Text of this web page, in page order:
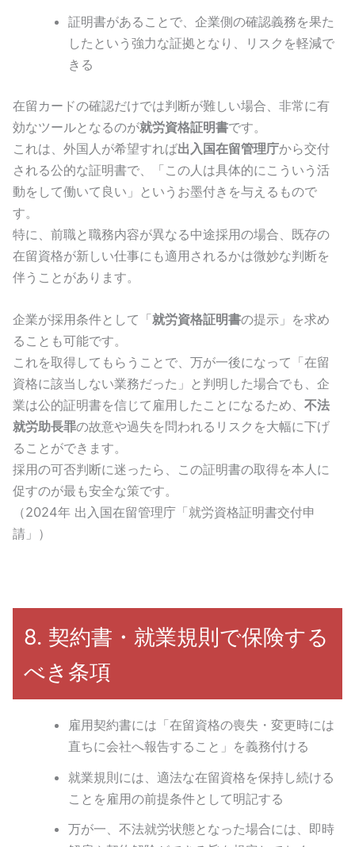
証明書があることで、企業側の確認義務を果た
したという強力な証拠となり、リスクを軽減で
きる
在留カードの確認だけでは判断が難しい場合、非常に有
効なツールとなるのが就労資格証明書です。
これは、外国人が希望すれば出入国在留管理庁から交付
される公的な証明書で、「この人は具体的にこういう活
動をして働いて良い」というお墨付きを与えるもので
す。
特に、前職と職務内容が異なる中途採用の場合、既存の
在留資格が新しい仕事にも適用されるかは微妙な判断を
伴うことがあります。
企業が採用条件として「就労資格証明書の提示」を求め
ることも可能です。
これを取得してもらうことで、万が一後になって「在留
資格に該当しない業務だった」と判明した場合でも、企
業は公的証明書を信じて雇用したことになるため、不法
就労助長罪の故意や過失を問われるリスクを大幅に下げ
ることができます。
採用の可否判断に迷ったら、この証明書の取得を本人に
促すのが最も安全な策です。
（2024年 出入国在留管理庁「就労資格証明書交付申
請」）
8. 契約書・就業規則で保険する
べき条項
雇用契約書には「在留資格の喪失・変更時には
直ちに会社へ報告すること」を義務付ける
就業規則には、適法な在留資格を保持し続ける
ことを雇用の前提条件として明記する
万が一、不法就労状態となった場合には、即時